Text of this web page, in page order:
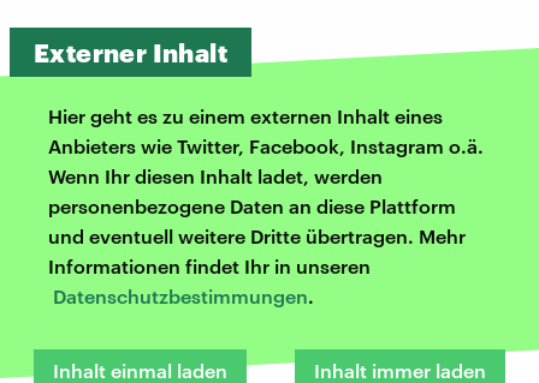
Externer Inhalt
Hier geht es zu einem externen Inhalt eines
Anbieters wie Twitter, Facebook, Instagram o.ä.
Wenn Ihr diesen Inhalt ladet, werden
personenbezogene Daten an diese Plattform
und eventuell weitere Dritte übertragen. Mehr
Informationen findet Ihr in unseren
Datenschutzbestimmungen.
Inhalt einmal laden Inhalt immer laden